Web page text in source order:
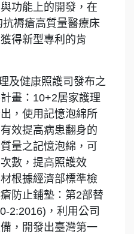
功能上的開發，在
褥瘡高質量醫療床
得新型專利的肯
及健康照護司發布之
畫：10+2居家護理
，使用記憶泡綿所
效提高病患翻身的
量之記憶泡綿，可
數，提高照護效
根據經濟部標準檢
防止鋪墊：第2部替
2:2016)，利用公司
，開發出臺灣第一